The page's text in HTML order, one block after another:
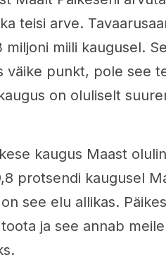
teisi arve.
miljoni miili kaugusel.
väike punkt, pole see
on oluliselt
kaugus Maast
protsendi kaugusel
see elu allikas.
ja see annab